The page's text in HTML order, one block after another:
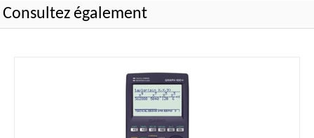
Consultez également